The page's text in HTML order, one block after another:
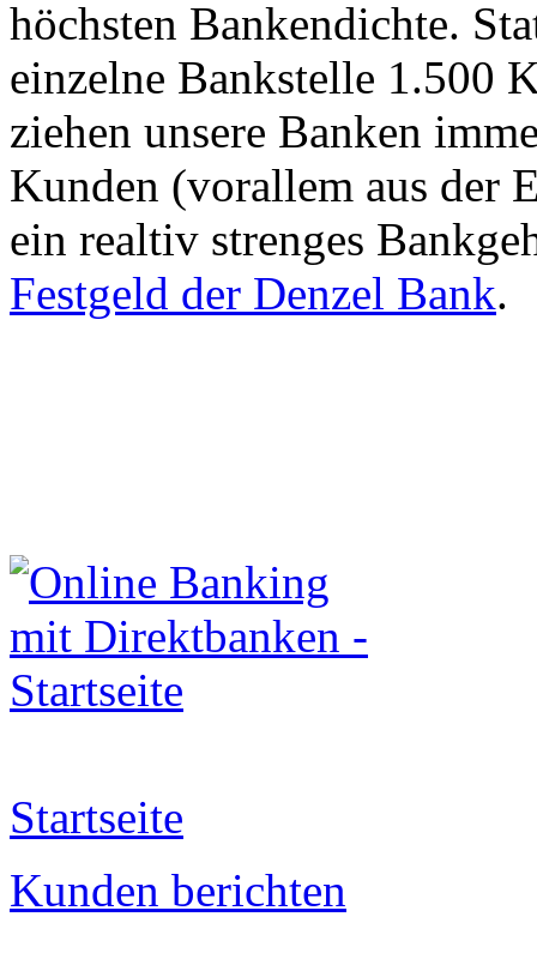
höchsten Bankendichte.
einzelne Bankstelle 1.500
ziehen unsere Banken
Kunden (vorallem aus der
ein realtiv strenges
Festgeld der Denzel Bank.
Startseite
Kunden berichten